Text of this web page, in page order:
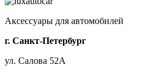
Аксессуары для автомобилей
г. Санкт-Петербург
ул. Салова 52А